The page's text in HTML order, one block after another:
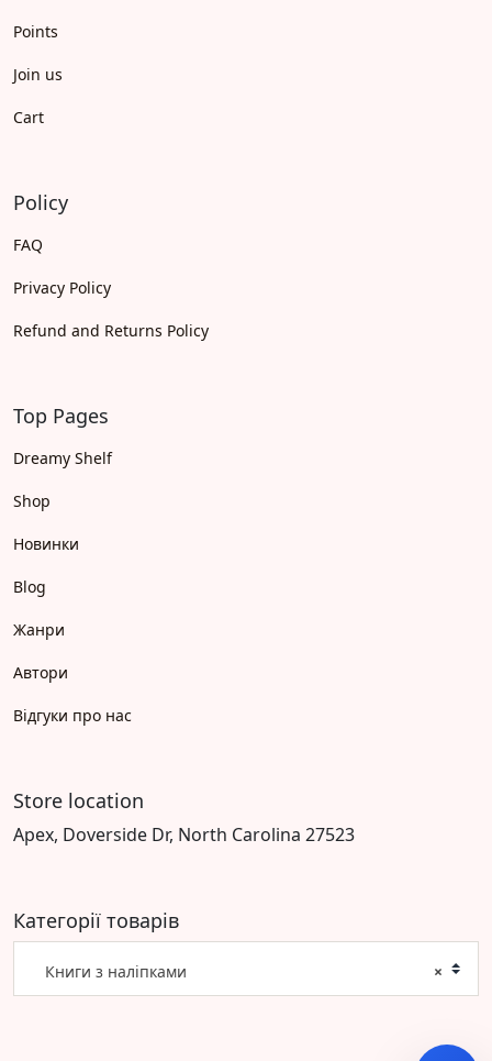
Points
Join us
Cart
Policy
FAQ
Privacy Policy
Refund and Returns Policy
Top Pages
Dreamy Shelf
Shop
Новинки
Blog
Жанри
Автори
Відгуки про нас
Store location
Apex, Doverside Dr, North Carolina 27523
Категорії товарів
×
Книги з наліпками